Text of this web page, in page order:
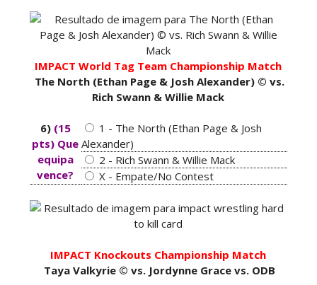
TENSÃO NO RAW: LA Knight confronta Roman
Reigns e exige combate pelo World
Heavyweight Championship
WWE: Novidades sobre gravidade da lesão de
SCSA867 -Aug 04 2026
WWE: Jacy Jayne vê as Fatal Influence como a
versão feminina dos The Shield
IMPACT World Tag Team Championship Match
The North (Ethan Page & Josh Alexander) © vs.
Rich Swann & Willie Mack
6) (15
pts) Que
equipa
vence?
1 - The North (Ethan Page & Josh
Alexander)
2 - Rich Swann & Willie Mack
X - Empate/No Contest
IMPACT Knockouts Championship Match
Taya Valkyrie © vs. Jordynne Grace vs. ODB